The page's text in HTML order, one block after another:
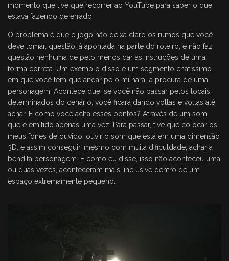
momento que tive que recorrer ao YouTube para saber o que
estava fazendo de errado.
O problema é que o jogo não deixa claro os rumos que você
deve tomar, questão já apontada na parte do roteiro, e não faz
questão nenhuma de pelo menos dar as instruções de uma
forma correta. Um exemplo disso é um segmento chatíssimo
em que você tem que andar pelo milharal a procura de uma
personagem. Acontece que, se você não passar pelos locais
determinados do cenário, você ficará dando voltas e voltas até
achar. E como você acha esses pontos? Através de um som
que é emitido apenas uma vez. Para passar, tive que colocar os
meus fones de ouvido, ouvir o som que está em uma dimensão
3D, e assim conseguir, mesmo com muita dificuldade, achar a
bendita personagem. E como eu disse, isso não aconteceu uma
ou duas vezes, aconteceram mais, inclusive dentro de um
espaço extremamente pequeno.